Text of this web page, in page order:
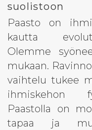
suolistoon
Paasto on
kautta
Olemme
mukaan.
vaihtelu tukee
ihmiskehon
Paastolla on
tapaa ja